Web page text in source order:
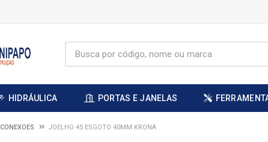
HIDRÁULICA PORTAS E JANELAS
CONEXOES JOELHO 45 ESGOTO 40MM KRONA